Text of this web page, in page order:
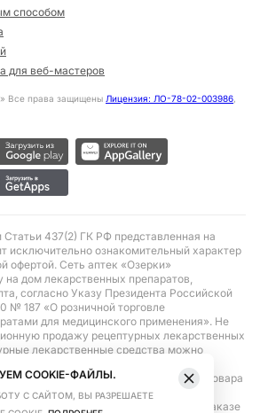
способом
для веб-мастеров
Все права защищены Лицензия: ЛО-78-02-003986,
437(2) ГК РФ представленная на
исключительно ознакомительный характер
офертой. Сеть аптек «Озерки»
на дом лекарственных препаратов,
согласно Указу Президента Российской
№ 187 «О розничной торговле
для медицинского применения». Не
продажу рецептурных лекарственных
лекарственные средства можно
самовывоза в аптеке при
выписанного врачом. Бронирование товара
последующего выкупа заказа в
Цена действительна только при заказе
COOKIE-ФАЙЛЫ.
С САЙТОМ, ВЫ РАЗРЕШАЕТЕ